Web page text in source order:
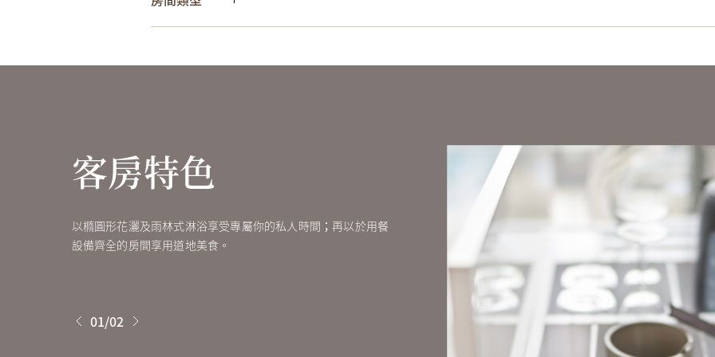
客房大小 (平方米) 床型
高層雙人房
客房特色
以橢圓形花灑及雨林式淋浴享受專屬你的私人時間；再以於用餐
設備齊全的房間享用道地美食。
01/02